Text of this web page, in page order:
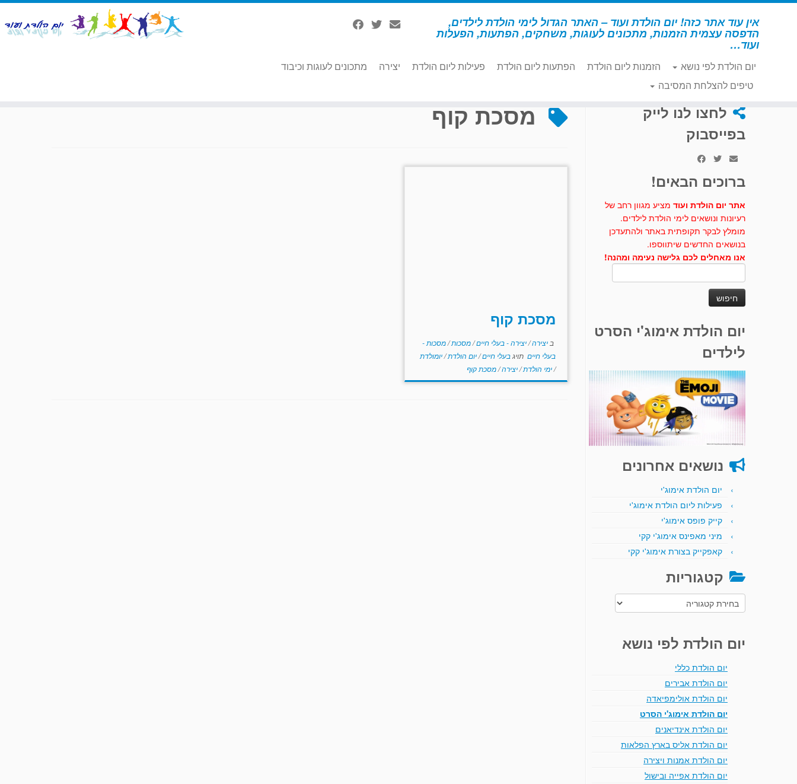
דלג
אין עוד אתר כזה! יום הולדת ועוד – האתר הגדול לימי הולדת לילדים,
הדפסה עצמית הזמנות, מתכונים לעוגות, משחקים, הפתעות, הפעלות
ועוד…
יום הולדת לפי נושא הזמנות ליום הולדת הפתעות ליום הולדת פעילות ליום הולדת יצירה
מתכונים לעוגות וכיבוד
טיפים להצלחת המסיבה
דף הבית » מסכת קוף
לחצו לנו לייק
בפייסבוק
ברוכים הבאים!
אתר יום הולדת ועוד מציע מגוון רחב של
רעיונות ונושאים לימי הולדת לילדים.
מומלץ לבקר תקופתית באתר ולהתעדכן
בנושאים החדשים שיתווספו.
אנו מאחלים לכם גלישה נעימה ומהנה!
יום הולדת אימוג'י הסרט
לילדים
נושאים אחרונים
יום הולדת אימוג'י
פעילות ליום הולדת אימוג'י
קייק פופס אימוג'י
מיני מאפינס אימוג'י קקי
קאפקייק בצורת אימוג'י קקי
קטגוריות
קטגוריות
יום הולדת לפי נושא
יום הולדת כללי
יום הולדת אבירים
יום הולדת אולימפיאדה
יום הולדת אימוג'י הסרט
יום הולדת אינדיאנים
יום הולדת אליס בארץ הפלאות
יום הולדת אמנות ויצירה
יום הולדת אפייה ובישול
מסכת קוף
מסכת קוף
ביצירה/יצירה - בעלי חיים/מסכות/מסכות -
בעלי חיים תויגבעלי חיים/יום הולדת/יומולדת
/ימי הולדת/יצירה/מסכת קוף